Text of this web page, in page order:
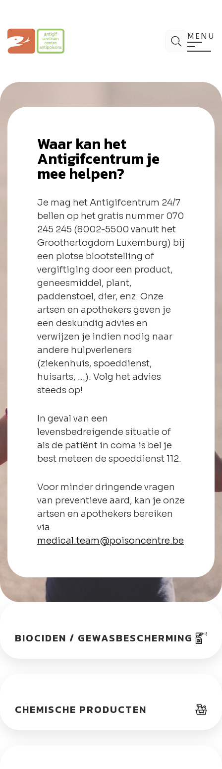
inhoud
Antigifcentrum ZoekMENU
Waar kan het
Antigifcentrum je
mee helpen?
Je mag het Antigifcentrum 24/7
bellen op het gratis nummer 070
245 245 (8002-5500 vanuit het
Groothertogdom Luxemburg) bij
een plotse blootstelling of
vergiftiging door een product,
geneesmiddel, plant,
paddenstoel, dier, enz. Onze
artsen en apothekers geven je
een deskundig advies en
verwijzen je indien nodig naar
andere hulpverleners
(ziekenhuis, spoeddienst,
huisarts, …). Volg het advies
steeds op!
In geval van een
levensbedreigende situatie of
als de patiënt in coma is bel je
best meteen de spoeddienst 112.
Voor minder dringende vragen
van preventieve aard, kan je onze
artsen en apothekers bereiken
via
medical.team@poisoncentre.be
BIOCIDEN / GEWASBESCHERMING
CHEMISCHE PRODUCTEN